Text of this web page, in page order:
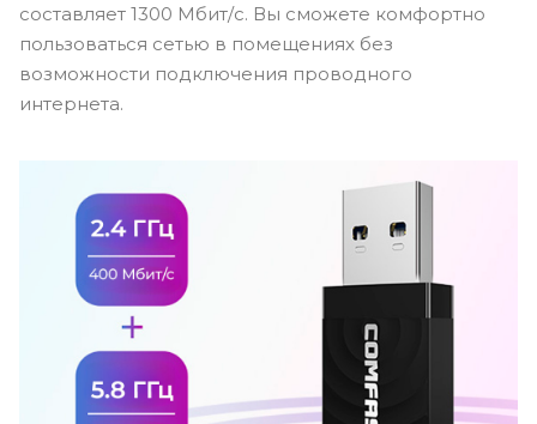
составляет 1300 Мбит/с. Вы сможете комфортно
пользоваться сетью в помещениях без
возможности подключения проводного
интернета.